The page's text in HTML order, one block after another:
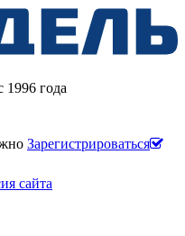
1996 года
Зарегистрироваться
сайта